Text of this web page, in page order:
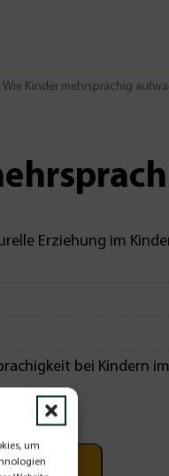
um
Wie Kinder mehrsprachig
Erziehung im
bei Kindern